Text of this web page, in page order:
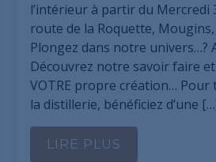
l’intérieur à partir du Mercredi
route de la Roquette, Mougins,
Plongez dans notre univers…?
Découvrez notre savoir faire
VOTRE propre création… Pour
la distillerie, bénéficiez d’une
LIRE PLUS